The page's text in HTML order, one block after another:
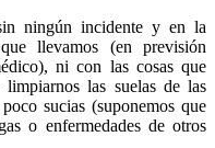
ningún incidente y en la
llevamos (en previsión
ni con las cosas que
las suelas de las
sucias (suponemos que
o enfermedades de otros